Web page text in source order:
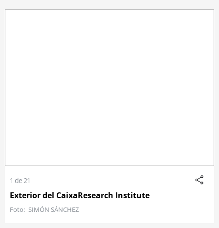
1 de 21
Exterior del CaixaResearch Institute
SIMÓN SÁNCHEZ